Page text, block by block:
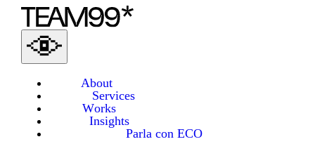
About
Services
Works
Insights
Parla con ECO